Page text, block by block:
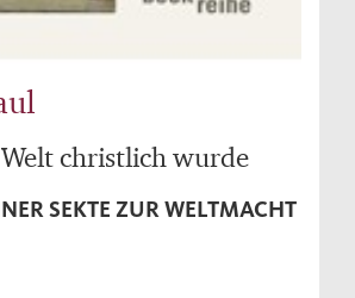
christlich wurde
SEKTE ZUR WELTMACHT